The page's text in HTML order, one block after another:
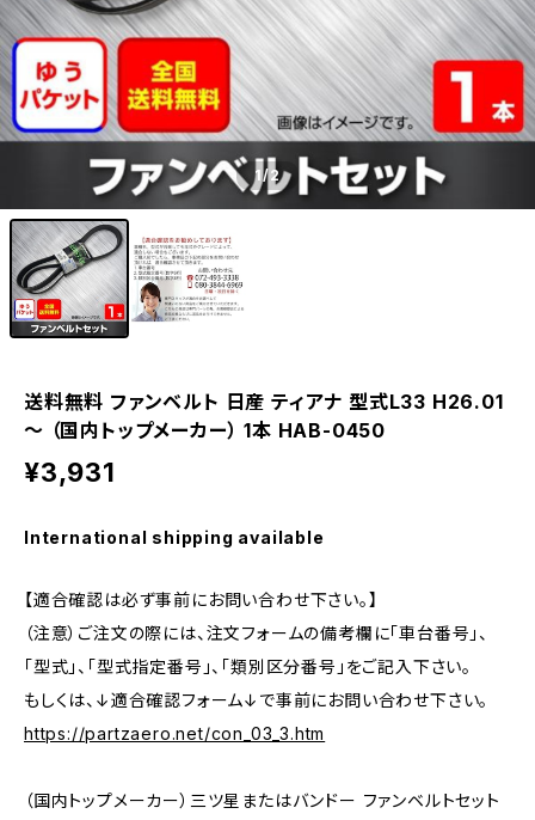
1/2
送料無料 ファンベルト 日産 ティアナ 型式L33 H26.01
～ （国内トップメーカー） 1本 HAB-0450
¥3,931
International shipping available
【適合確認は必ず事前にお問い合わせ下さい。】
（注意）ご注文の際には、注文フォームの備考欄に「車台番号」、
「型式」、「型式指定番号」、「類別区分番号」をご記入下さい。
もしくは、↓適合確認フォーム↓で事前にお問い合わせ下さい。
https://partzaero.net/con_03_3.htm
（国内トップメーカー）三ツ星またはバンドー ファンベルトセット